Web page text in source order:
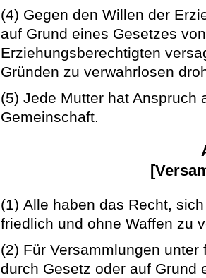
(4) Gegen den Willen der
auf Grund eines Gesetzes
Erziehungsberechtigten
Gründen zu verwahrlosen
(5) Jede Mutter hat Anspruch
Gemeinschaft.
(1) Alle haben das Recht,
friedlich und ohne Waffen zu
(2) Für Versammlungen
durch Gesetz oder auf Grund